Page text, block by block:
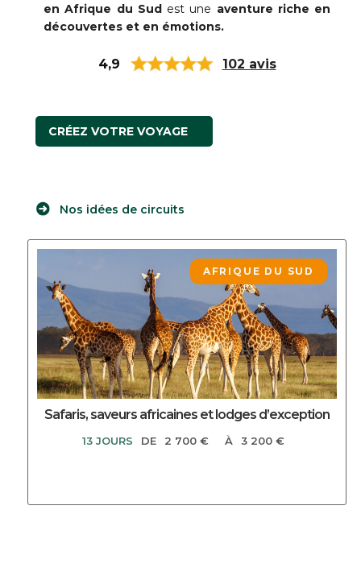
en Afrique du Sudest une aventure riche en
découvertes et en émotions.
4,9 102 avis
CRÉEZ VOTRE VOYAGE
Nos idées de circuits
Safaris, saveurs africaines et lodges d’exception
13 JOURS DE 2 700 € À 3 200 €
DECOUVRIR CE CIRCUIT AFRIQUE DU SUD